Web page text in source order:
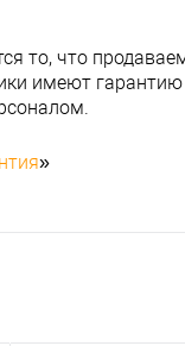
то, что
имеют гарантию
»